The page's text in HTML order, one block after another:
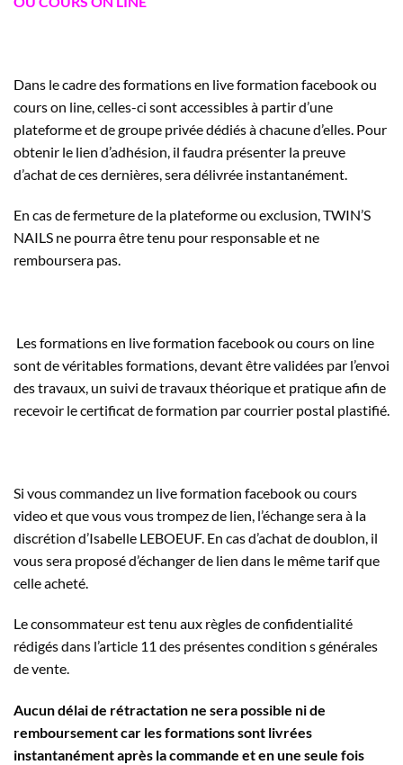
Dans le cadre des formations en live formation facebook ou
cours on line, celles-ci sont accessibles à partir d’une
plateforme et de groupe privée dédiés à chacune d’elles. Pour
obtenir le lien d’adhésion, il faudra présenter la preuve
d’achat de ces dernières, sera délivrée instantanément.
En cas de fermeture de la plateforme ou exclusion, TWIN’S
NAILS ne pourra être tenu pour responsable et ne
remboursera pas.
Les formations en live formation facebook ou cours on line
sont de véritables formations, devant être validées par l’envoi
des travaux, un suivi de travaux théorique et pratique afin de
recevoir le certificat de formation par courrier postal plastifié.
Si vous commandez un live formation facebook ou cours
video et que vous vous trompez de lien, l’échange sera à la
discrétion d’Isabelle LEBOEUF. En cas d’achat de doublon, il
vous sera proposé d’échanger de lien dans le même tarif que
celle acheté.
Le consommateur est tenu aux règles de confidentialité
rédigés dans l’article 11 des présentes condition s générales
de vente.
Aucun délai de rétractation ne sera possible ni de
remboursement car les formations sont livrées
instantanément après la commande et en une seule fois